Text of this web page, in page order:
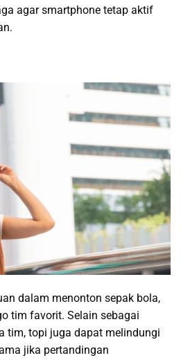
agar smartphone tetap aktif
dalam menonton sepak bola,
tim favorit. Selain sebagai
tim, topi juga dapat melindungi
jika pertandingan